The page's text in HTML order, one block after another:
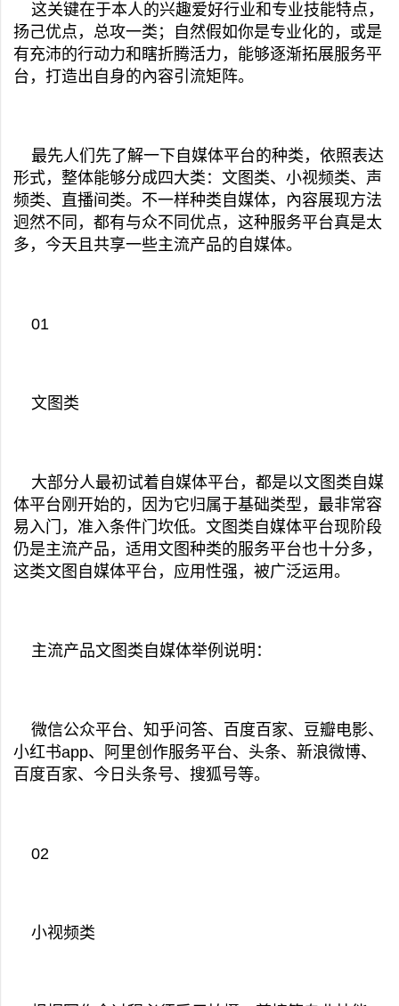
这关键在于本人的兴趣爱好行业和专业技能特点，
扬己优点，总攻一类；自然假如你是专业化的，或是
有充沛的行动力和瞎折腾活力，能够逐渐拓展服务平
台，打造出自身的內容引流矩阵。
最先人们先了解一下自媒体平台的种类，依照表达
形式，整体能够分成四大类：文图类、小视频类、声
频类、直播间类。不一样种类自媒体，內容展现方法
迥然不同，都有与众不同优点，这种服务平台真是太
多，今天且共享一些主流产品的自媒体。
01
文图类
大部分人最初试着自媒体平台，都是以文图类自媒
体平台刚开始的，因为它归属于基础类型，最非常容
易入门，准入条件门坎低。文图类自媒体平台现阶段
仍是主流产品，适用文图种类的服务平台也十分多，
这类文图自媒体平台，应用性强，被广泛运用。
主流产品文图类自媒体举例说明：
微信公众平台、知乎问答、百度百家、豆瓣电影、
小红书app、阿里创作服务平台、头条、新浪微博、
百度百家、今日头条号、搜狐号等。
02
小视频类